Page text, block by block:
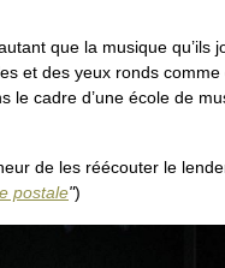
que la musique qu’ils
et des yeux ronds
le cadre d’une école de
de les réécouter le
postale")